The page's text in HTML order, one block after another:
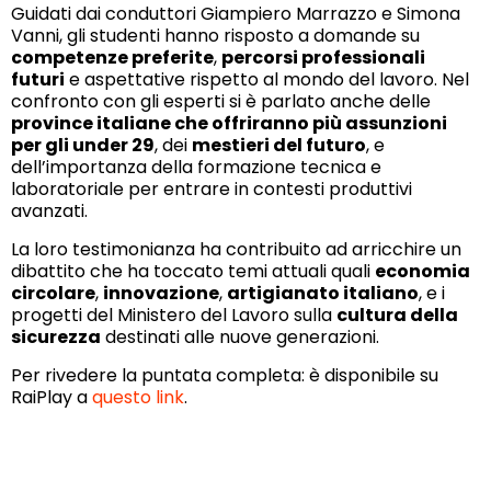
Guidati dai conduttori Giampiero Marrazzo e Simona
Vanni, gli studenti hanno risposto a domande su
competenze preferite, percorsi professionali
futuri e aspettative rispetto al mondo del lavoro. Nel
confronto con gli esperti si è parlato anche delle
province italiane che offriranno più assunzioni
per gli under 29, dei mestieri del futuro, e
dell’importanza della formazione tecnica e
laboratoriale per entrare in contesti produttivi
avanzati.
La loro testimonianza ha contribuito ad arricchire un
dibattito che ha toccato temi attuali quali economia
circolare, innovazione, artigianato italiano, e i
progetti del Ministero del Lavoro sulla cultura della
sicurezza destinati alle nuove generazioni.
Per rivedere la puntata completa: è disponibile su
RaiPlay aquesto link.